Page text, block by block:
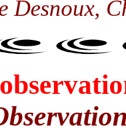
Desnoux,